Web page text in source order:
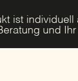
ist
und